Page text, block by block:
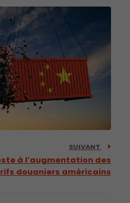
SUIVANT
à l’augmentation des
douaniers américains